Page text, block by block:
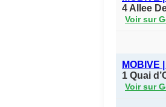
4 Allee
Voir sur
MOBIVE
1 Quai
Voir sur